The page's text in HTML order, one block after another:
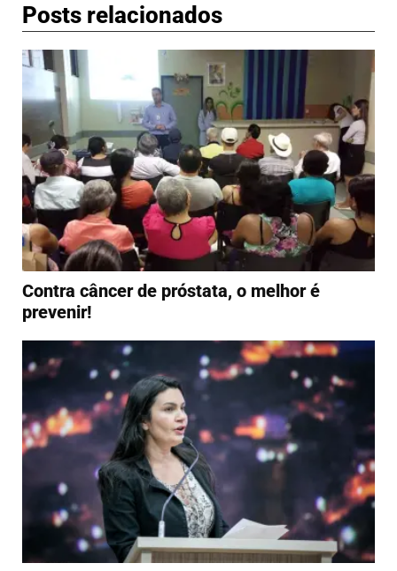
Posts relacionados
Contra câncer de próstata, o melhor é
prevenir!